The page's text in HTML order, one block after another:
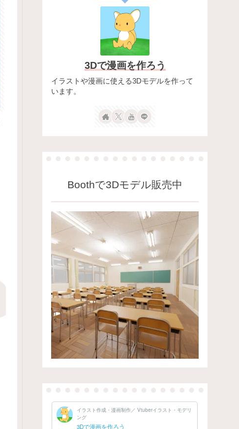
3Dで漫画を作ろう
イラストや漫画に使える3Dモデルを作って
います。
Boothで3Dモデル販売中